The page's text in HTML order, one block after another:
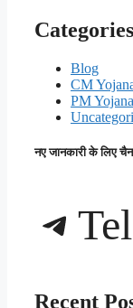
Categories
Blog
CM
PM Yojana
नए जानकारी के लिए
Recent